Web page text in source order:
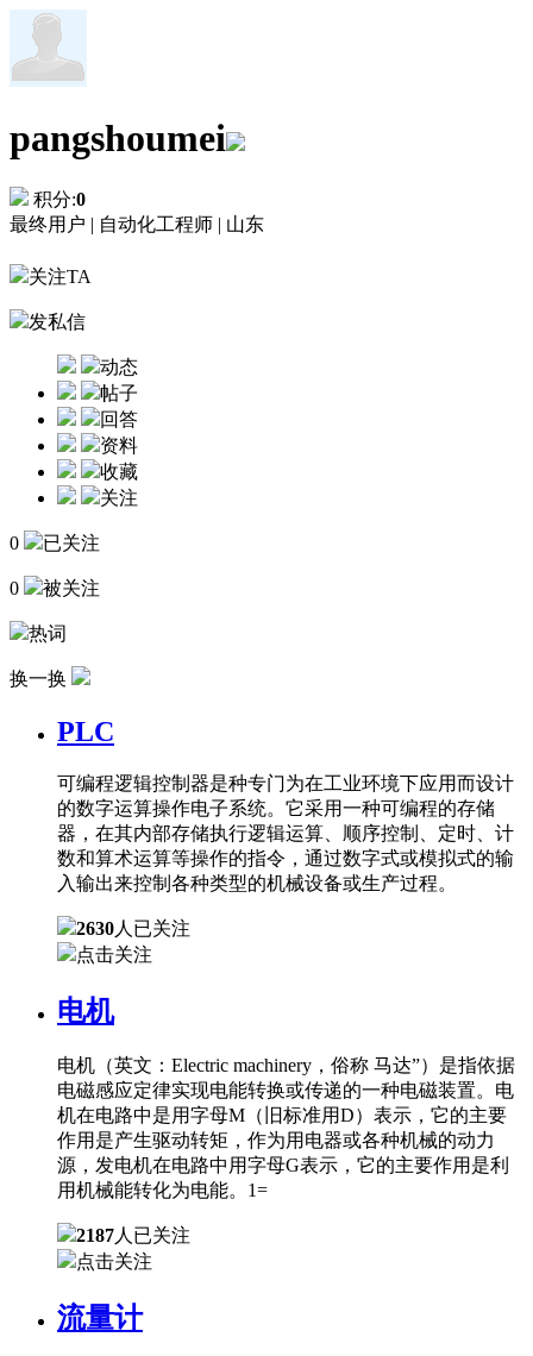
pangshoumei
积分:0
最终用户 | 自动化工程师 | 山东
关注TA
发私信
动态
帖子
回答
资料
收藏
关注
0 已关注
0 被关注
热词
换一换
PLC
可编程逻辑控制器是种专门为在工业环境下应用而设计
的数字运算操作电子系统。它采用一种可编程的存储
器，在其内部存储执行逻辑运算、顺序控制、定时、计
数和算术运算等操作的指令，通过数字式或模拟式的输
入输出来控制各种类型的机械设备或生产过程。
2630人已关注
点击关注
电机
电机（英文：Electric machinery，俗称 马达”）是指依据
电磁感应定律实现电能转换或传递的一种电磁装置。电
机在电路中是用字母M（旧标准用D）表示，它的主要
作用是产生驱动转矩，作为用电器或各种机械的动力
源，发电机在电路中用字母G表示，它的主要作用是利
用机械能转化为电能。1=
2187人已关注
点击关注
流量计